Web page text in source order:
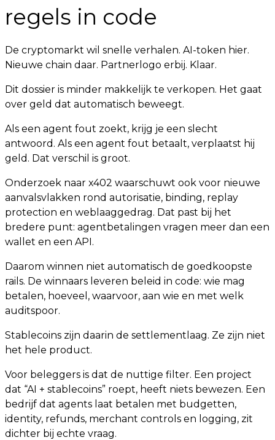
regels in code
De cryptomarkt wil snelle verhalen. AI-token hier.
Nieuwe chain daar. Partnerlogo erbij. Klaar.
Dit dossier is minder makkelijk te verkopen. Het gaat
over geld dat automatisch beweegt.
Als een agent fout zoekt, krijg je een slecht
antwoord. Als een agent fout betaalt, verplaatst hij
geld. Dat verschil is groot.
Onderzoek naar x402 waarschuwt ook voor nieuwe
aanvalsvlakken rond autorisatie, binding, replay
protection en weblaaggedrag. Dat past bij het
bredere punt: agentbetalingen vragen meer dan een
wallet en een API.
Daarom winnen niet automatisch de goedkoopste
rails. De winnaars leveren beleid in code: wie mag
betalen, hoeveel, waarvoor, aan wie en met welk
auditspoor.
Stablecoins zijn daarin de settlementlaag. Ze zijn niet
het hele product.
Voor beleggers is dat de nuttige filter. Een project
dat “AI + stablecoins” roept, heeft niets bewezen. Een
bedrijf dat agents laat betalen met budgetten,
identity, refunds, merchant controls en logging, zit
dichter bij echte vraag.